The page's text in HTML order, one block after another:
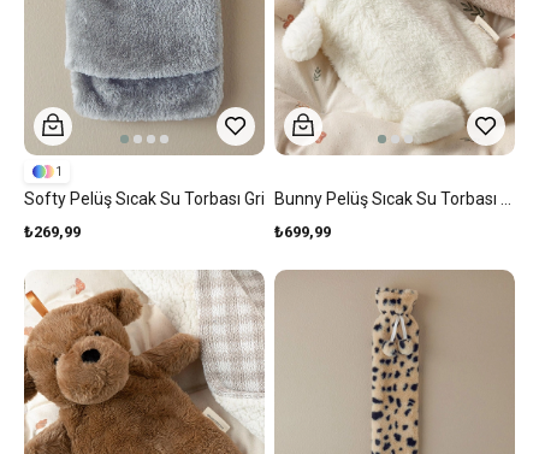
Softy Pelüş Sıcak Su Torbası Gri
₺269,99
1
₺699,99